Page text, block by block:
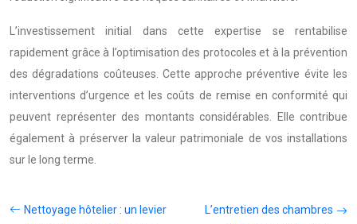
L’investissement initial dans cette expertise se rentabilise
rapidement grâce à l’optimisation des protocoles et à la prévention
des dégradations coûteuses. Cette approche préventive évite les
interventions d’urgence et les coûts de remise en conformité qui
peuvent représenter des montants considérables. Elle contribue
également à préserver la valeur patrimoniale de vos installations
sur le long terme.
Nettoyage hôtelier : un levier
L’entretien des chambres